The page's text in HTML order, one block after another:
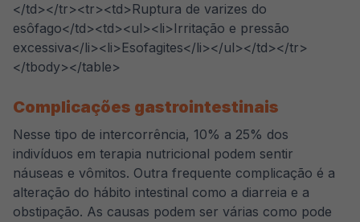
</td></tr><tr><td>Ruptura de varizes do
esôfago</td><td><ul><li>Irritação e pressão
excessiva</li><li>Esofagites</li></ul></td></tr>
</tbody></table>
Complicações gastrointestinais
Nesse tipo de intercorrência, 10% a 25% dos
indivíduos em terapia nutricional podem sentir
náuseas e vômitos. Outra frequente complicação é a
alteração do hábito intestinal como a diarreia e a
obstipação. As causas podem ser várias como pode